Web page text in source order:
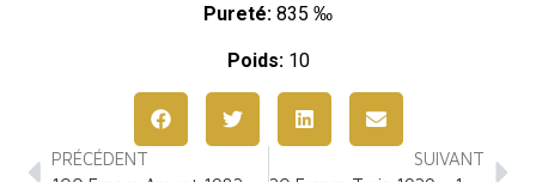
Pureté: 835 ‰
Poids:10
PRÉCÉDENT
SUIVANT